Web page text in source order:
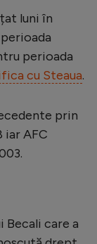
luni în
perioada
cu Steaua.
prin
iar AFC
Becali care a